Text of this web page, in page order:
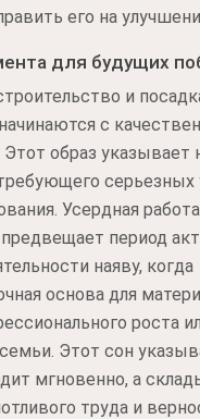
его на
для будущих
и
с
образ указывает
серьезных
Усердная
период
наяву, когда
основа для
роста
Этот сон
мгновенно, а
труда и